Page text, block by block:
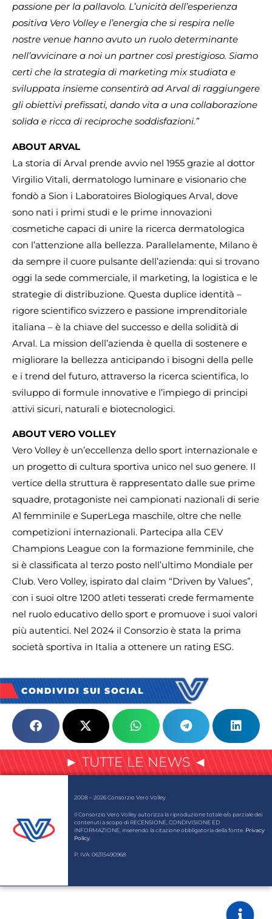
passione per la pallavolo. L’unicità dell’esperienza
positiva Vero Volley e l’energia che si respira nelle
nostre venue hanno avuto un ruolo determinante
nell’avvicinare a noi un partner così prestigioso. Siamo
certi che la strategia di marketing mix studiata e
sviluppata insieme consentirà ad Arval di raggiungere
gli obiettivi prefissati, dando vita a una collaborazione
solida e ricca di reciproche soddisfazioni.”
ABOUT ARVAL
La storia di Arval prende avvio nel 1955 grazie al dottor
Virgilio Vitali, dermatologo luminare e visionario che
fondò a Sion i Laboratoires Biologiques Arval, dove
sono nati i primi studi e le prime innovazioni
cosmetiche capaci di unire la ricerca dermatologica
con l’attenzione alla bellezza. Parallelamente, Milano è
da sempre il cuore pulsante dell’azienda: qui si trovano
oggi la sede commerciale, il marketing, la logistica e le
strategie di distribuzione. Questa duplice identità –
rigore scientifico svizzero e passione imprenditoriale
italiana – è la chiave del successo e della solidità di
Arval. La mission dell’azienda è quella di sostenere e
migliorare la bellezza anticipando i bisogni della pelle
e i trend del futuro, attraverso la ricerca scientifica, lo
sviluppo di formule innovative e l’impiego di principi
attivi sicuri, naturali e biotecnologici.
ABOUT VERO VOLLEY
Vero Volley è un’eccellenza dello sport internazionale e
un progetto di cultura sportiva unico nel suo genere. Il
vertice della struttura è rappresentato dalle sue prime
squadre, protagoniste nei campionati nazionali di serie
A1 femminile e SuperLega maschile, oltre che nelle
competizioni internazionali. Partecipa alla CEV
Champions League con la formazione femminile, che
si è classificata al terzo posto nell’ultimo Mondiale per
Club. Vero Volley, ispirato dal claim “Driven by Values”,
con i suoi oltre 1200 atleti tesserati crede fermamente
nel ruolo educativo dello sport e promuove i suoi valori
più autentici. Nel 2024 il Consorzio è stata la prima
società sportiva in Italia a ottenere un rating ESG.
CONDIVIDI SUI SOCIAL
► TUTTE LE NEWS ◄
2008 – 2026 Consorzio Vero Volley
Il Consorzio Vero Volley autorizza la riproduzione totale e/o parziale dei
contenuti a scopo di RECENSIONE, CONDIVISIONE ED
INFORMAZIONE, inserendo la citazione obbligatoria della fonte. Privacy
Policy
P. IVA: 06315490968